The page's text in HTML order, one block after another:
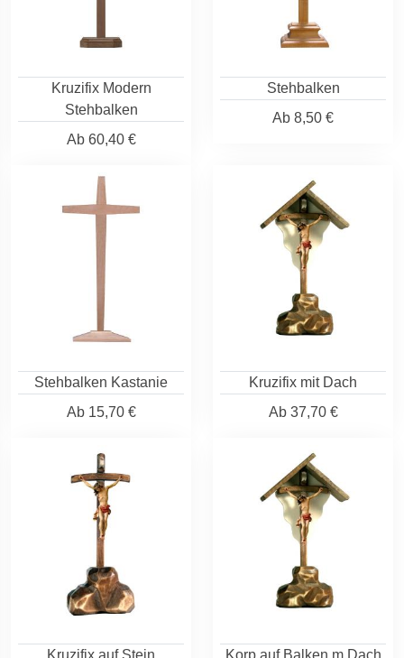
Kruzifix Modern
Stehbalken
Ab60,40 €
Stehbalken
Ab 8,50 €
Stehbalken Kastanie
Ab15,70 €
Kruzifix mit Dach
Ab37,70 €
Kruzifix auf Stein
Korp.auf Balken m.Dach